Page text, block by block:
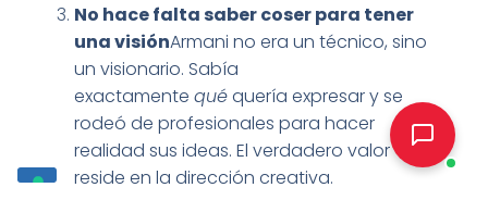
No hace falta saber coser para tener
una visiónArmani no era un técnico, sino
un visionario. Sabía
exactamentequéquería expresar y se
rodeó de profesionales para hacer
realidad sus ideas. El verdadero valor
reside en la dirección creativa.